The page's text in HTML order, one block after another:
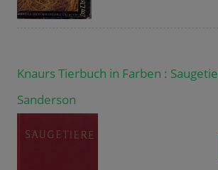
Knaurs Tierbuch in Farben :
Sanderson